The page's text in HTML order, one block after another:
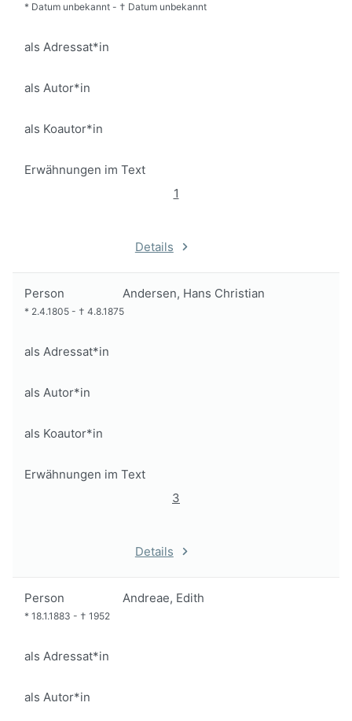
* Datum unbekannt - † Datum unbekannt
als Adressat*in
als Autor*in
als Koautor*in
Erwähnungen im Text
1
Details
Person Andersen, Hans Christian
* 2.4.1805 - † 4.8.1875
als Adressat*in
als Autor*in
als Koautor*in
Erwähnungen im Text
3
Details
Person Andreae, Edith
* 18.1.1883 - † 1952
als Adressat*in
als Autor*in